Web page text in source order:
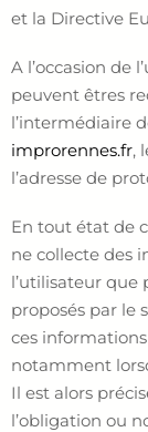
et la Directive
A l’occasion de
peuvent êtres
l’intermédiaire
improrennes.fr,
l’adresse de
En tout état de
ne collecte des
l’utilisateur que
proposés par le
ces
notamment
Il est alors
l’obligation ou